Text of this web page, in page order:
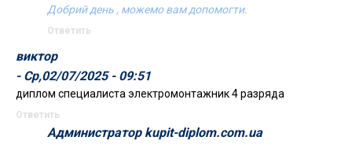
Добрий день , можемо вам допомогти.
Ответить
виктор
- Ср,02/07/2025 - 09:51
диплом специалиста электромонтажник 4 разряда
Ответить
Администратор kupit-diplom.com.ua